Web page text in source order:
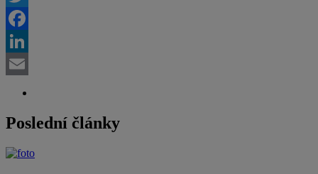
Twitter
Facebook
LinkedIn
Poslední články